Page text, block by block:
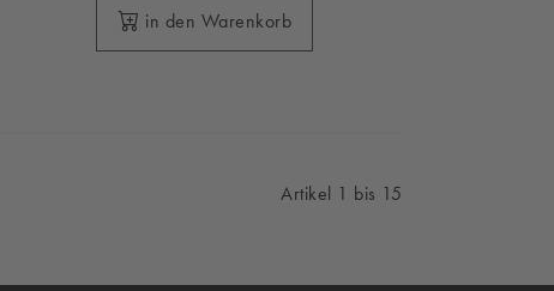
in den Warenkorb
Artikel 1 bis 15